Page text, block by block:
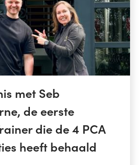
met Seb
de eerste
die de 4 PCA
heeft behaald